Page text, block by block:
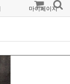
마이페이지